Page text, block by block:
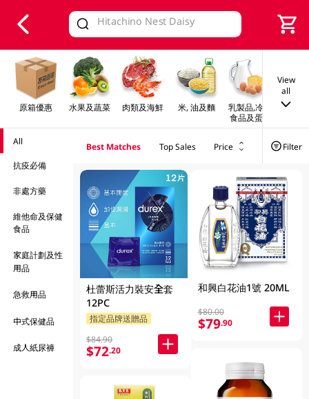
Valid Until 30 June 2026
原箱優惠 水果及蔬菜 肉類及海鮮 米, 油及麵
乳製品,冷凍
食品及蛋類
早餐
View
all
All
抗疫必備
非處方藥
維他命及保健
食品
家庭計劃及性
用品
急救用品
中式保健品
成人紙尿褲
Best Matches Top Sales Price Filter
杜蕾斯活力裝安全套
12PC
指定品牌送贈品
$84.90
$72.20
和興白花油1號 20ML
$80.00
$79.90